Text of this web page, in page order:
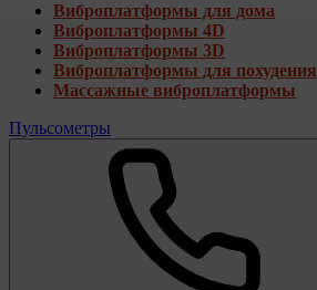
Виброплатформы для дома
Виброплатформы 4D
Виброплатформы 3D
Виброплатформы для похудения
Массажные виброплатформы
Пульсометры